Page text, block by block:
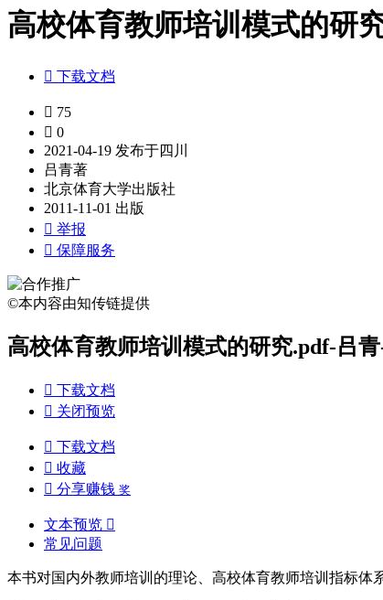
高校体育教师培训模式的研
 下载文档
 75
 0
2021-04-19 发布于四川
吕青著
北京体育大学出版社
2011-11-01 出版
 举报
 保障服务
©本内容由知传链提供
高校体育教师培训模式的研究.pdf-吕
 下载文档
 关闭预览
 下载文档
 收藏
 分享赚钱 奖
文本预览 
常见问题
本书对国内外教师培训的理论、高校体育教师培训指标体